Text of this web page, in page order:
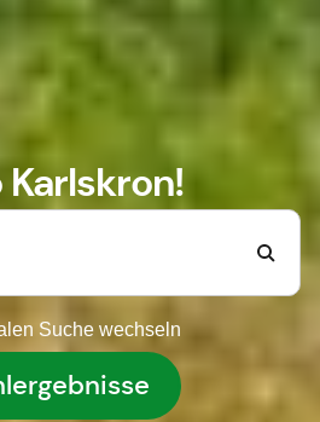
Karlskron!
Suche wechseln